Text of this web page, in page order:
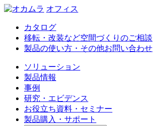
オフィス
カタログ
移転・改装など空間づくりのご相談
製品の使い方・その他お問い合わせ
ソリューション
製品情報
事例
研究・エビデンス
お役立ち資料・セミナー
製品購入・サポート